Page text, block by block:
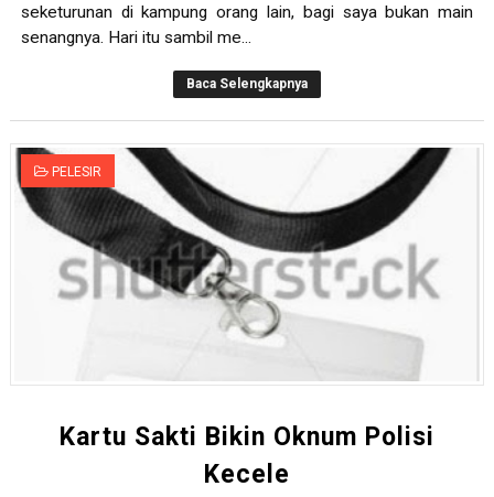
seketurunan di kampung orang lain, bagi saya bukan main
senangnya. Hari itu sambil me...
Baca Selengkapnya
PELESIR
Kartu Sakti Bikin Oknum Polisi
Kecele